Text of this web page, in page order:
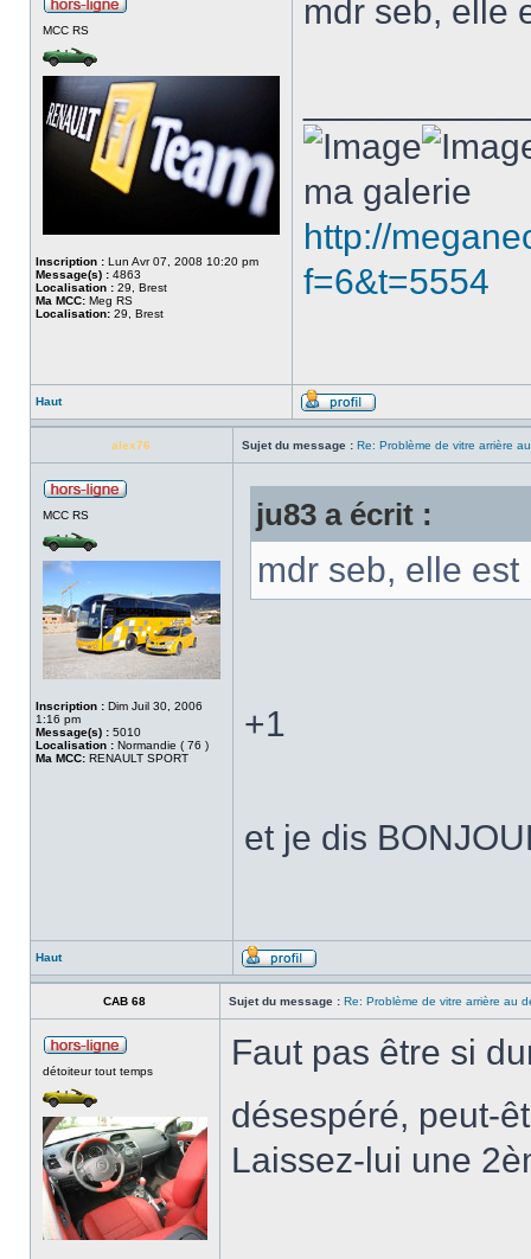
MCC RS
Inscription : Lun Avr 07, 2008 10:20 pm
Message(s) : 4863
Localisation : 29, Brest
Ma MCC: Meg RS
Localisation: 29, Brest
mdr seb, elle
ma galerie
http://
f=6&t=5554
Haut
alex76 Sujet du message : Re: Problème de vitre arrière
MCC RS
Inscription : Dim Juil 30, 2006
1:16 pm
Message(s) : 5010
Localisation : Normandie ( 76 )
Ma MCC: RENAULT SPORT
ju83 a écrit :
mdr seb, elle
+1
et je dis
Haut
CAB 68 Sujet du message : Re: Problème de vitre arrière au
détoiteur tout temps
Faut pas être si
désespéré, peut-
Laissez-lui une